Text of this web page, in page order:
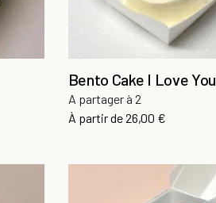
Bento Cake I Love You
A partager à 2
À partir dePrix
26,00 €